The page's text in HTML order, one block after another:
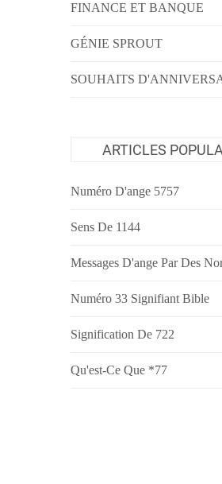
FINANCE ET BANQUE
GÉNIE SPROUT
SOUHAITS
ARTICLES
Numéro D'ange 5757
Sens De 1144
Messages D'ange Par Des
Numéro 33 Signifiant Bible
Signification De 722
Qu'est-Ce Que *77